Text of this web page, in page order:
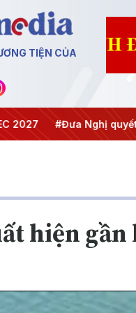
TIỆN CỦA
#Đưa Nghị quyết thành
hiện